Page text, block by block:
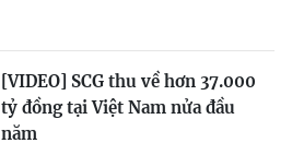
[VIDEO] SCG thu về hơn 37.000
tỷ đồng tại Việt Nam nửa đầu
năm